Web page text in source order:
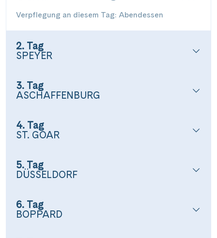
Verpflegung an diesem Tag: Abendessen
2. Tag
SPEYER
3. Tag
ASCHAFFENBURG
4. Tag
ST. GOAR
5. Tag
DÜSSELDORF
6. Tag
BOPPARD